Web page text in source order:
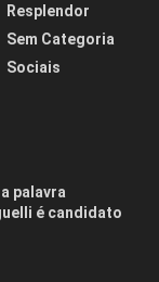
Resplendor
Sem Categoria
Sociais
palavra
é candidato